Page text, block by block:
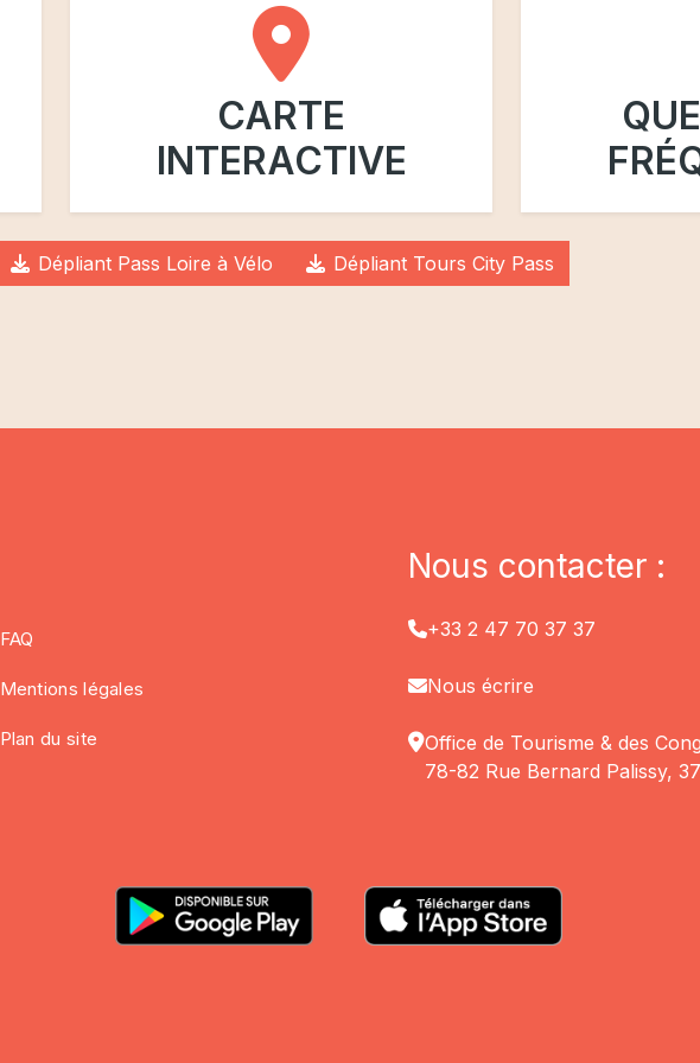
CARTE
INTERACTIVE
Dépliant Pass Loire à Vélo Dépliant Tours City Pass
FAQ
Mentions légales
Plan du site
Nous contacter :
+33 2 47 70 37 37
Nous écrire
Office de Tourisme & des
78-82 Rue Bernard Palissy,